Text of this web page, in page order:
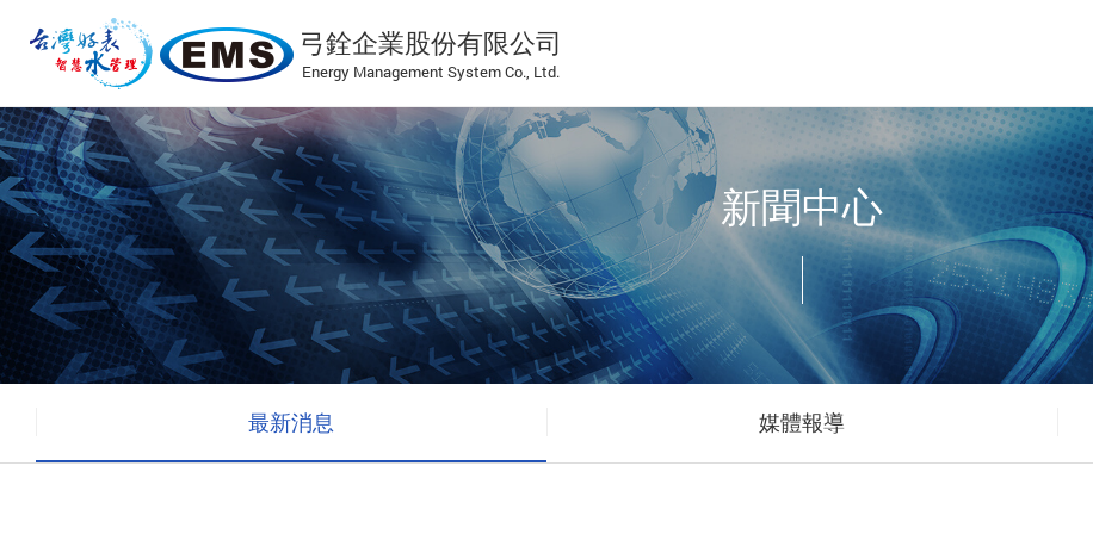
當前頁面 弓銓企業股份有限公司
Energy Management System Co., Ltd.
新聞中心
最新消息 媒體報導